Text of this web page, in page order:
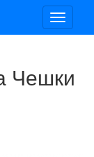
Toggle
Чешки